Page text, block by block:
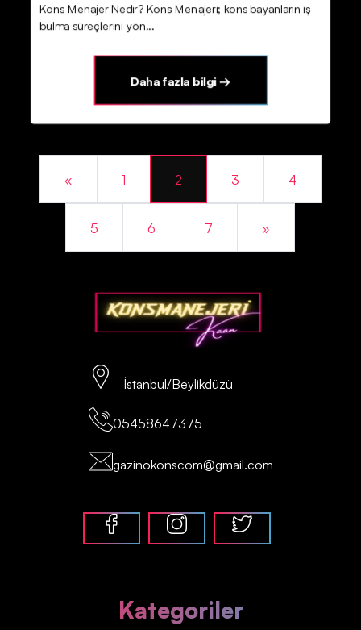
Kons Menajer Nedir? Kons Menajeri; kons bayanların iş
bulma süreçlerini yön...
Daha fazla bilgi →
« 1 2 3 4
5 6 7 »
İstanbul/Beylikdüzü
05458647375
gazinokonscom@gmail.com
Kategoriler